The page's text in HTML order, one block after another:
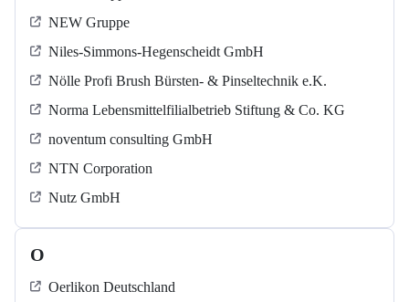
NEW Gruppe
Niles-Simmons-Hegenscheidt GmbH
Nölle Profi Brush Bürsten- & Pinseltechnik e.K.
Norma Lebensmittelfilialbetrieb Stiftung & Co. KG
noventum consulting GmbH
NTN Corporation
Nutz GmbH
O
Oerlikon Deutschland